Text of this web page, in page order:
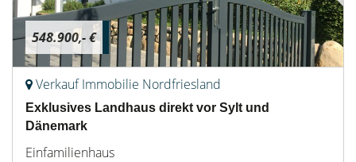
548.900,- €
Verkauf Immobilie Nordfriesland
Exklusives Landhaus direkt vor Sylt und
Dänemark
Einfamilienhaus